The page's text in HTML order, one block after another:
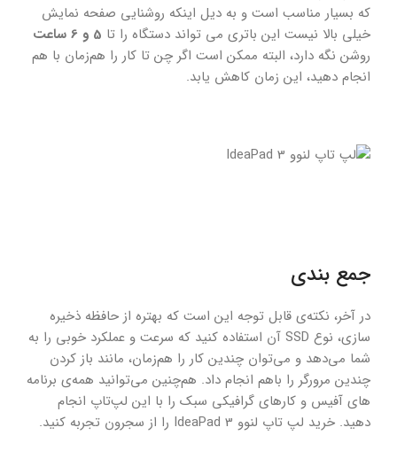
که بسیار مناسب است و به دیل اینکه روشنایی صفحه نمایش
خیلی بالا نیست این باتری می تواند دستگاه را تا 5 و 6 ساعت
روشن نگه دارد، البته ممکن است اگر چن تا کار را هم‌زمان با هم
انجام دهید، این زمان کاهش یابد.
جمع بندی
در آخر، نکته‌ی قابل توجه این است که بهتره از حافظه ذخیره
سازی، نوع SSD آن استفاده کنید که سرعت و عملکرد خوبی را به
شما می‌دهد و می‌توان چندین کار را هم‌زمان، مانند باز کردن
چندین مرورگر را باهم انجام داد. هم‌چنین می‌توانید همه‌ی برنامه
های آفیس و کارهای گرافیکی سبک را با این لپ‌تاپ انجام
دهید. خرید لپ تاپ لنوو IdeaPad 3 را از سجرون تجربه کنید.